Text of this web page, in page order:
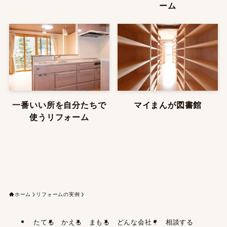
ーム
一番いい所を自分たちで
使うリフォーム
マイまんが図書館
ホーム リフォームの実例
たてる かえる まもる どんな会社？ 相談する